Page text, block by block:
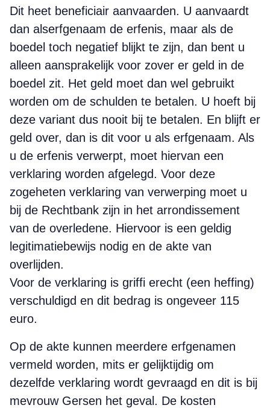
Dit heet beneficiair aanvaarden. U aanvaardt
dan alserfgenaam de erfenis, maar als de
boedel toch negatief blijkt te zijn, dan bent u
alleen aansprakelijk voor zover er geld in de
boedel zit. Het geld moet dan wel gebruikt
worden om de schulden te betalen. U hoeft bij
deze variant dus nooit bij te betalen. En blijft er
geld over, dan is dit voor u als erfgenaam. Als
u de erfenis verwerpt, moet hiervan een
verklaring worden afgelegd. Voor deze
zogeheten verklaring van verwerping moet u
bij de Rechtbank zijn in het arrondissement
van de overledene. Hiervoor is een geldig
legitimatiebewijs nodig en de akte van
overlijden.
Voor de verklaring is griffi erecht (een heffing)
verschuldigd en dit bedrag is ongeveer 115
euro.
Op de akte kunnen meerdere erfgenamen
vermeld worden, mits er gelijktijdig om
dezelfde verklaring wordt gevraagd en dit is bij
mevrouw Gersen het geval. De kosten